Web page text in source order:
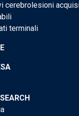
cerebrolesioni
terminali